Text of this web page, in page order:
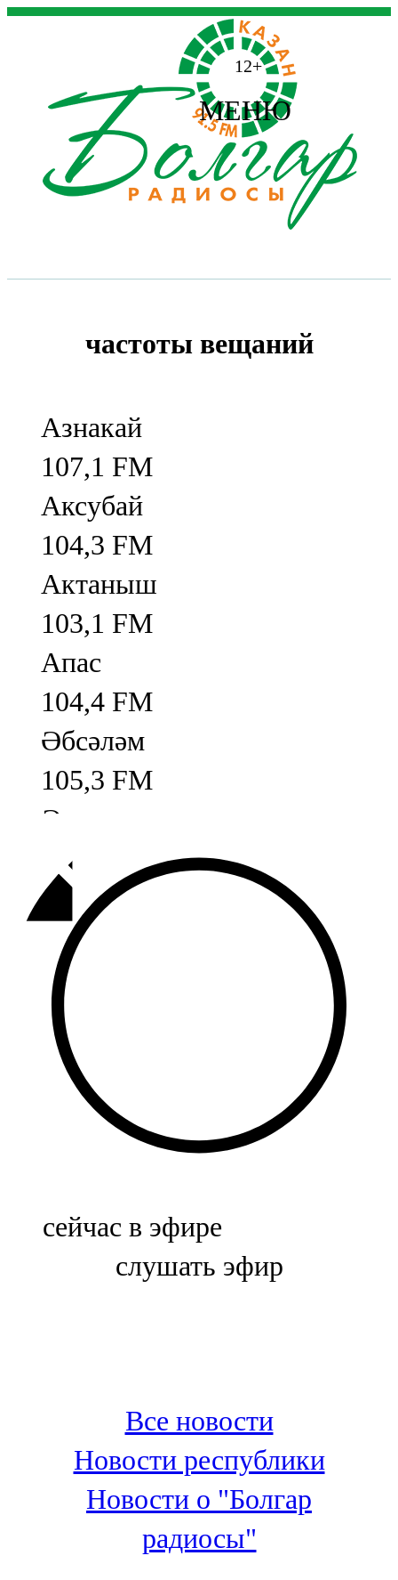
12+
МЕНЮ
частоты вещаний
Азнакай
107,1 FM
Аксубай
104,3 FM
Актаныш
103,1 FM
Апас
104,4 FM
Әбсәләм
105,3 FM
Әлмәт
92,9 FM
Базарлы матак
107,1 FM
Балык бистәсе
104,9 FM
Баулы
107,5 FM
Биләр
Болгар
100,3 FM
Зәй
106,6 FM
Кадыбаш
105,2 FM
сейчас в эфире
слушать эфир
Все новости
Новости республики
Новости о "Болгар
радиосы"